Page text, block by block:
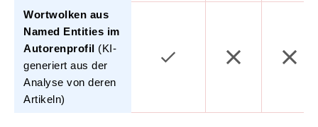
Wortwolken aus
Named Entities im
Autorenprofil (KI-
generiert aus der
Analyse von deren
Artikeln)